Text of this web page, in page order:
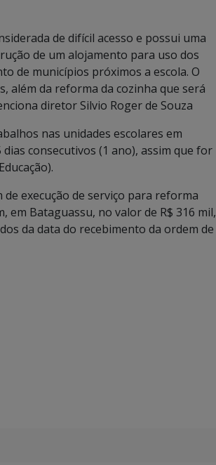
de difícil acesso e possui uma
de um alojamento para uso dos
de municípios próximos a escola. O
além da reforma da cozinha que será
diretor Silvio Roger de Souza
nas unidades escolares em
consecutivos (1 ano), assim que for
execução de serviço para reforma
em Bataguassu, no valor de R$ 316 mil,
da data do recebimento da ordem de